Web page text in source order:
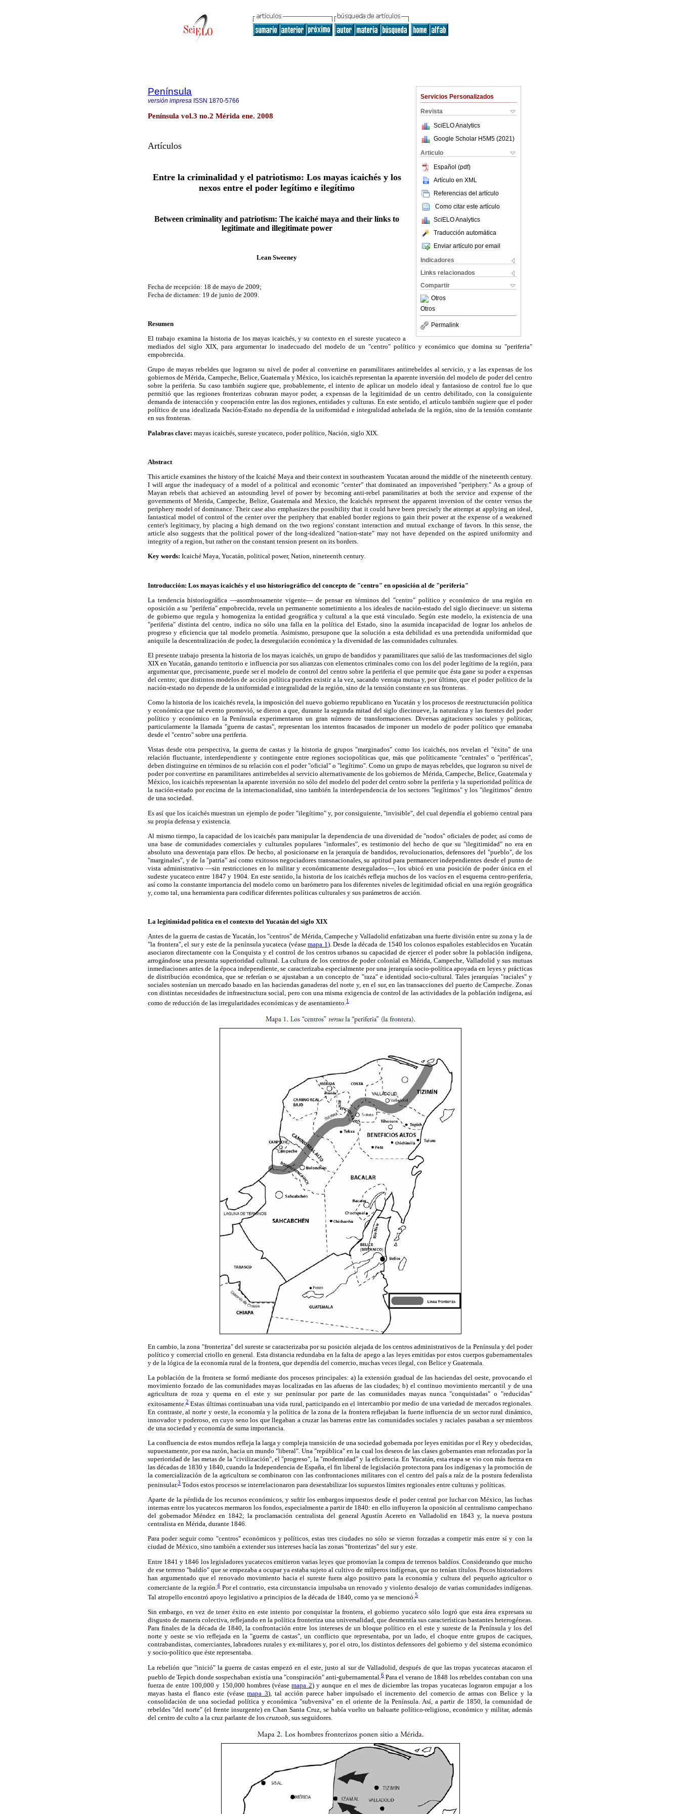
Servicios Personalizados
Revista
SciELO Analytics
Google Scholar H5M5 (2021 )
Articulo
Español (pdf)
Artículo en XML
Referencias del artículo
Como citar este artículo
SciELO Analytics
Traducción automática
Enviar artículo por email
Indicadores
Links relacionados
Compartir
Otros
Otros
Permalink
Península
versión impresa ISSN 1870-5766
Península vol.3 no.2 Mérida ene. 2008
Artículos
Entre la criminalidad y el patriotismo: Los mayas icaichés y los
nexos entre el poder legítimo e ilegítimo
Between criminality and patriotism: The icaiché maya and their links to
legitimate and illegitimate power
Lean Sweeney
Fecha de recepción: 18 de mayo de 2009;
Fecha de dictamen: 19 de junio de 2009.
Resumen
El trabajo examina la historia de los mayas icaichés, y su contexto en el sureste yucateco a
mediados del siglo XIX, para argumentar lo inadecuado del modelo de un "centro" político y económico que domina su "periferia"
empobrecida.
Grupo de mayas rebeldes que lograron su nivel de poder al convertirse en paramilitares antirrebeldes al servicio, y a las expensas de los
gobiernos de Mérida, Campeche, Belice, Guatemala y México, los icaichés representan la aparente inversión del modelo de poder del centro
sobre la periferia. Su caso también sugiere que, probablemente, el intento de aplicar un modelo ideal y fantasioso de control fue lo que
permitió que las regiones fronterizas cobraran mayor poder, a expensas de la legitimidad de un centro debilitado, con la consiguiente
demanda de interacción y cooperación entre las dos regiones, entidades y culturas. En este sentido, el artículo también sugiere que el poder
político de una idealizada Nación-Estado no dependía de la uniformidad e integralidad anhelada de la región, sino de la tensión constante
en sus fronteras.
Palabras clave: mayas icaichés, sureste yucateco, poder político, Nación, siglo XIX.
Abstract
This article examines the history of the Icaiché Maya and their context in southeastern Yucatan around the middle of the nineteenth century.
I will argue the inadequacy of a model of a political and economic "center" that dominated an impoverished "periphery." As a group of
Mayan rebels that achieved an astounding level of power by becoming anti-rebel paramilitaries at both the service and expense of the
governments of Merida, Campeche, Belize, Guatemala and Mexico, the Icaichés represent the apparent inversion of the center versus the
periphery model of dominance. Their case also emphasizes the possibility that it could have been precisely the attempt at applying an ideal,
fantastical model of control of the center over the periphery that enabled border regions to gain their power at the expense of a weakened
center's legitimacy, by placing a high demand on the two regions' constant interaction and mutual exchange of favors. In this sense, the
article also suggests that the political power of the long-idealized "nation-state" may not have depended on the aspired uniformity and
integrity of a region, but rather on the constant tension present on its borders.
Key words: Icaiché Maya, Yucatán, political power, Nation, nineteenth century.
Introducción: Los mayas icaichés y el uso historiográfico del concepto de "centro" en oposición al de "periferia"
La tendencia historiográfica —asombrosamente vigente— de pensar en términos del "centro" político y económico de una región en
oposición a su "periferia" empobrecida, revela un permanente sometimiento a los ideales de nación-estado del siglo diecinueve: un sistema
de gobierno que regula y homogeniza la entidad geográfica y cultural a la que está vinculado. Según este modelo, la existencia de una
"periferia" distinta del centro, indica no sólo una falla en la política del Estado, sino la asumida incapacidad de lograr los anhelos de
progreso y eficiencia que tal modelo prometía. Asimismo, presupone que la solución a esta debilidad es una pretendida uniformidad que
aniquile la descentralización de poder, la desregulación económica y la diversidad de las comunidades culturales.
El presente trabajo presenta la historia de los mayas icaichés, un grupo de bandidos y paramilitares que salió de las trasformaciones del siglo
XIX en Yucatán, ganando territorio e influencia por sus alianzas con elementos criminales como con los del poder legítimo de la región, para
argumentar que, precisamente, puede ser el modelo de control del centro sobre la periferia el que permite que ésta gane su poder a expensas
del centro; que distintos modelos de acción política pueden existir a la vez, sacando ventaja mutua y, por último, que el poder político de la
nación-estado no depende de la uniformidad e integralidad de la región, sino de la tensión constante en sus fronteras.
Como la historia de los icaichés revela, la imposición del nuevo gobierno republicano en Yucatán y los procesos de reestructuración política
y económica que tal evento promovió, se dieron a que, durante la segunda mitad del siglo diecinueve, la naturaleza y las fuentes del poder
político y económico en la Península experimentaron un gran número de transformaciones. Diversas agitaciones sociales y políticas,
particularmente la llamada "guerra de castas", representan losintentos fracasados de imponer un modelo de poder político que emanaba
desde el "centro" sobre una periferia.
Vistas desde otra perspectiva, la guerra de castas y la historia de grupos "marginados" como los icaichés, nos revelan el "éxito" de una
relación fluctuante, interdependiente y contingente entre regiones sociopolíticas que, más que políticamente "centrales" o "periféricas",
deben distinguirse en términos de su relación con el poder "oficial" o "legítimo". Como un grupo de mayas rebeldes, que lograron su nivel de
poder por convertirse en paramilitares antirrebeldes al servicio alternativamente de los gobiernos de Mérida, Campeche, Belice, Guatemala y
México, los icaichés representan la aparente inversión no sólo del modelo del poder del centro sobre la periferia y la superioridad política de
la nación-estado por encima de la internacionalidad, sino también la interdependencia de los sectores "legítimos" y los "ilegítimos" dentro
de una sociedad.
Es así que los icaichés muestran un ejemplo de poder "ilegítimo" y, por consiguiente, "invisible", del cual dependía el gobierno central para
su propia defensa y existencia.
Al mismo tiempo, la capacidad de los icaichés para manipular la dependencia de una diversidad de "nodos" oficiales de poder, así como de
una base de comunidades comerciales y culturales populares "informales", es testimonio del hecho de que su "ilegitimidad" no era en
absoluto una desventaja para ellos. De hecho, al posicionarse en la jerarquía de bandidos, revolucionarios, defensores del "pueblo", de los
"marginales", y de la "patria" así como exitosos negociadores transnacionales, su aptitud para permanecer independientes desde el punto de
vista administrativo —sin restricciones en lo militar y económicamente desregulados—, los ubicó en una posición de poder única en el
sudeste yucateco entre 1847 y 1904. En este sentido, la historia de los icaichés refleja muchos de los vacíos en el esquema centro-periferia,
así como la constante importancia del modelo como un barómetro para los diferentes niveles de legitimidad oficial en una región geográfica
y, como tal, una herramienta para codificar diferentes políticas culturales y sus parámetros de acción.
La legitimidad política en el contexto del Yucatán del siglo XIX
Antes de la guerra de castas de Yucatán, los "centros" de Mérida, Campeche y Valladolid enfatizaban una fuerte división entre su zona y la de
"la frontera", el sur y este de la península yucateca (véasemapa 1). Desde la década de 1540 los colonos españoles establecidos en Yucatán
asociaron directamente con la Conquista y el control de los centros urbanos su capacidad de ejercer el poder sobre la población indígena,
arrogándose una presunta superioridad cultural. La cultura de los centros de poder colonial en Mérida, Campeche, Valladolid y sus mutuas
inmediaciones antes de la época independiente, se caracterizaba especialmente por una jerarquía socio-política apoyada en leyes y prácticas
de distribución económica, que se referían o se ajustaban a un concepto de "raza" e identidad socio-cultural. Tales jerarquías "raciales" y
sociales sostenían un mercado basado en las haciendas ganaderas del norte y, en el sur, en las transacciones del puerto de Campeche. Zonas
con distintas necesidades de infraestructura social, pero con una misma exigencia de control de las actividades de la población indígena, así
como de reducción de las irregularidades económicas y de asentamiento. 1
En cambio, la zona "fronteriza" del sureste se caracterizaba por su posición alejada de los centros administrativos de la Península y del poder
político y comercial criollo en general. Esta distancia redundaba en la falta de apego a las leyes emitidas por estos cuerpos gubernamentales
y de la lógica de la economía rural de la frontera, que dependía del comercio, muchas veces ilegal, con Belice y Guatemala.
La población de la frontera se formó mediante dos procesos principales: a) la extensión gradual de las haciendas del oeste, provocando el
movimiento forzado de las comunidades mayas localizadas en las afueras de las ciudades; b) el continuo movimiento mercantil y de una
agricultura de roza y quema en el este y sur peninsular por parte de las comunidades mayas nunca "conquistadas" o "reducidas"
exitosamente. 2 Estas últimas continuaban una vida rural, participando en el intercambio por medio de una variedad de mercados regionales.
En contraste, al norte y oeste, la economía y la política de la zona de la frontera reflejaban la fuerte influencia de un sector rural dinámico,
innovador y poderoso, en cuyo seno los que llegaban a cruzar las barreras entre las comunidades sociales y raciales pasaban a ser miembros
de una sociedad y economía de suma importancia.
La confluencia de estos mundos refleja la larga y compleja transición de una sociedad gobernada por leyes emitidas por el Rey y obedecidas,
supuestamente, por esa razón, hacia un mundo "liberal". Una "república" en la cual los deseos de las clases gobernantes eran reforzadas por la
superioridad de las metas de la "civilización", el "progreso", la "modernidad" y la eficiencia. En Yucatán, esta etapa se vio con más fuerza en
las décadas de 1830 y 1840, cuando la Independencia de España, el fin liberal de legislación protectora para los indígenas y la promoción de
la comercialización de la agricultura se combinaron con las confrontaciones militares con el centro del país a raíz de la postura federalista
peninsular.3 Todos estos procesos se interrelacionaron para desestabilizar los supuestos límites regionales entre culturas y políticas.
Aparte de la pérdida de los recursos económicos, y sufrir los embargos impuestos desde el poder central por luchar con México, las luchas
internas entre los yucatecos mermaron los fondos, especialmente a partir de 1840: en ello influyeron la oposición al centralismo campechano
del gobernador Méndez en 1842; la proclamación centralista del general Agustín Acereto en Valladolid en 1843 y, la nueva postura
centralista en Mérida, durante 1846.
Para poder seguir como "centros" económicos y políticos, estas tres ciudades no sólo se vieron forzadas a competir más entre sí y con la
ciudad de México, sino también a extender sus intereses hacía las zonas "fronterizas" del sur y este.
Entre 1841 y 1846 los legisladores yucatecos emitieron varias leyes que promovían la compra de terrenos baldíos. Considerando que mucho
de ese terreno "baldío" que se empezaba a ocupar ya estaba sujeto al cultivo de milperos indígenas, que no tenían títulos. Pocos historiadores
han argumentado que el renovado movimiento hacia el sureste fuera algo positivo para la economía y cultura del pequeño agricultor o
comerciante de la región.4Por el contrario, esta circunstancia impulsaba un renovado y violento desalojo de varias comunidades indígenas.
Tal atropello encontró apoyo legislativo a principios de la década de 1840, como ya se mencionó.5
Sin embargo, en vez de tener éxito en este intento por conquistar la frontera, el gobierno yucateco sólo logró que esta área expresara su
disgusto de manera colectiva, reflejando en la política fronteriza una universalidad, que desmentía sus características bastantes heterogéneas.
Para finales de la década de 1840, la confrontación entre los intereses de un bloque político en el este y sureste de la Península y los del
norte y oeste se vio reflejada en la "guerra de castas", un conflicto que representaba, por un lado, el choque entre grupos de caciques,
contrabandistas, comerciantes, labradores rurales y ex-militares y, por el otro, los distintos defensores del gobierno y del sistema económico
y socio-político que éste representaba.
La rebelión que "inició" la guerra de castas empezó en el este, justo al sur de Valladolid, después de que las tropas yucatecas atacaron el
pueblo de Tepich donde sospechaban existía una "conspiración" anti-gubernamental.6Para el verano de 1848 los rebeldes contaban con una
fuerza de entre 100,000 y 150,000 hombres (véasemapa 2) y aunque en el mes de diciembre las tropas yucatecas lograron empujar a los
mayas hasta el flanco este (véasemapa 3), tal acción parece haber impulsado el incremento del comercio de armas con Belice y la
consolidación de una sociedad política y económica "subversiva" en el oriente de la Península. Así, a partir de 1850, la comunidad de
rebeldes "del norte" (el frente insurgente) en Chan Santa Cruz, se había vuelto un baluarte político-religioso, económico y militar, además
del centro de culto a la cruz parlante de los cruzoob, sus seguidores.